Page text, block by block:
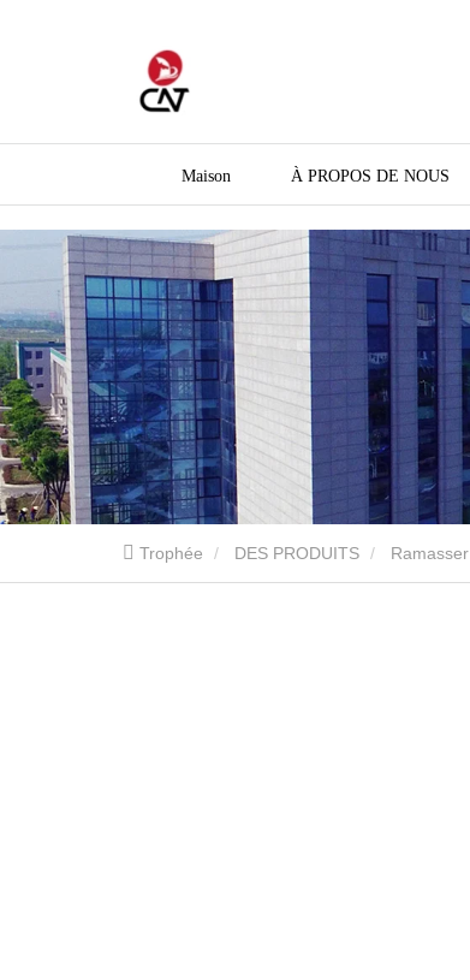
Maison À PROPOS DE NOUS
Trophée DES PRODUITS Ramasser